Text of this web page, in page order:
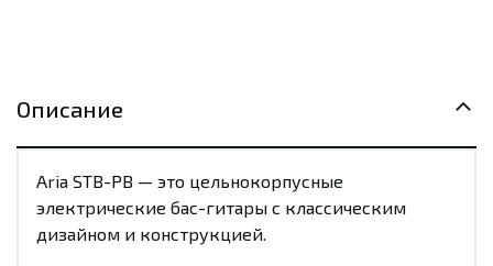
Описание
Aria STB-PB — это цельнокорпусные
электрические бас-гитары с классическим
дизайном и конструкцией.